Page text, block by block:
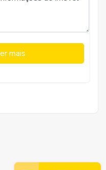
mais